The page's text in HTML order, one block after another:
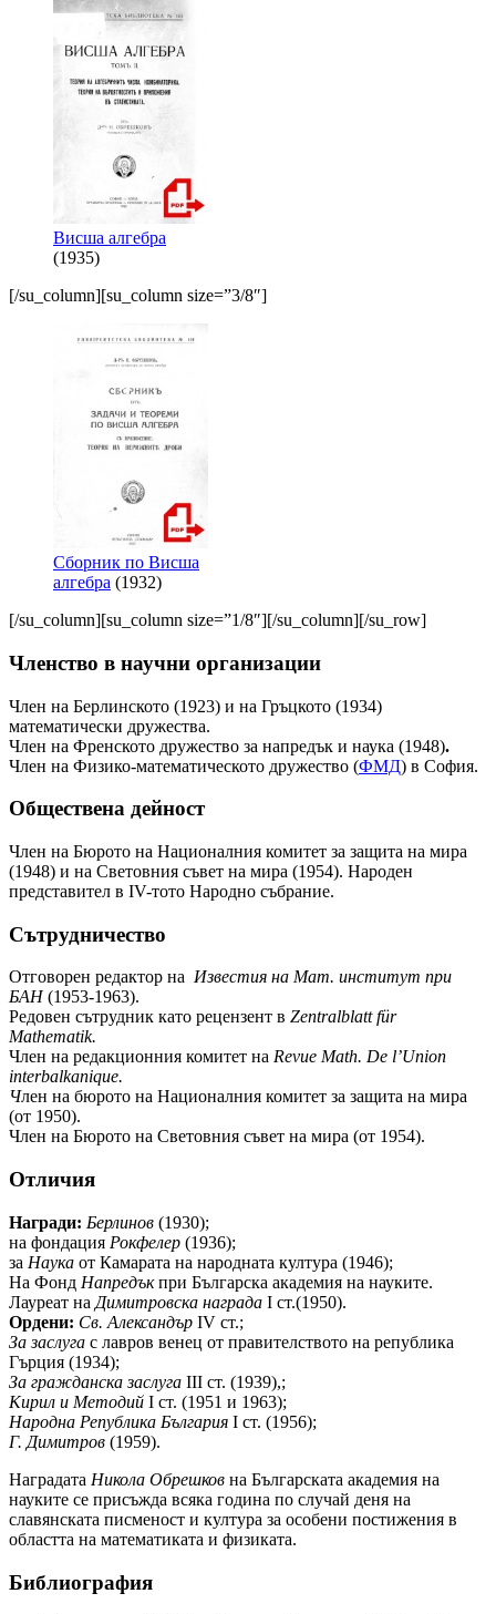
Висша алгебра
(1935)
[/su_column][su_column size=”3/8″]
Сборник по Висша
алгебра (1932)
[/su_column][su_column size=”1/8″][/su_column][/su_row]
Членство в научни организации
Член на Берлинското (1923) и на Гръцкото (1934)
математически дружества.
Член на Френското дружество за напредък и наука (1948).
Член на Физико-математическото дружество (ФМД) в София.
Обществена дейност
Член на Бюрото на Националния комитет за защита на мира
(1948) и на Световния съвет на мира (1954). Народен
представител в IV-тото Народно събрание.
Сътрудничество
Отговорен редактор на Известия на Мат. институт при
БАН(1953-1963).
Редовен сътрудник като рецензент в Zentralblatt für
Mathematik.
Член на редакционния комитет на Revue Math. De l’Union
interbalkanique.
Член на бюрото на Националния комитет за защита на мира
(от 1950).
Член на Бюрото на Световния съвет на мира (от 1954).
Отличия
Награди: Берлинов (1930);
на фондация Рокфелер (1936);
за Наука от Камарата на народната култура (1946);
На Фонд Напредъкпри Българска академия на науките.
Лауреат на Димитровска награда І ст.(1950).
Ордени: Св. Александър ІV ст.;
За заслуга с лавров венец от правителството на република
Гърция (1934);
За гражданска заслуга ІІІ ст. (1939),;
Кирил и Методий І ст. (1951 и 1963);
Народна Република България І ст. (1956);
Г. Димитров (1959).
Наградата Никола Обрешков на Българската академия на
науките се присъжда всяка година по случай деня на
славянската писменост и култура за особени постижения в
областта на математиката и физиката.
Библиография